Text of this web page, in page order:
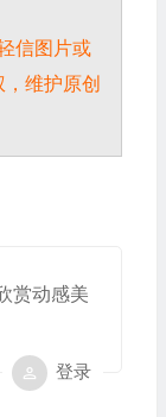
信图片或
维护原创
赏动感美
登录